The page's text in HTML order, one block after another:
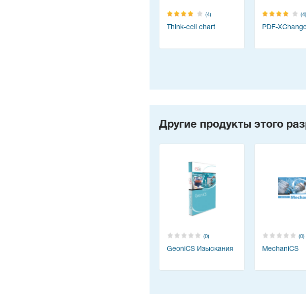
(4)
Think-cell chart
(4)
PDF-
Другие продукты этого
(0)
GeoniCS Изыскания
(0)
MechaniCS